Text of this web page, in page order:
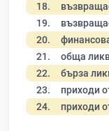
18.
19.
20.
21. обща
22. бърза
23. приходи
24. приходи